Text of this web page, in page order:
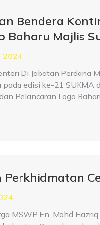
Bendera
Baharu Majlis
2024
Di Jabatan
pada edisi ke-21
Pelancaran Logo
Perkhidmatan
MSWP En. Mohd